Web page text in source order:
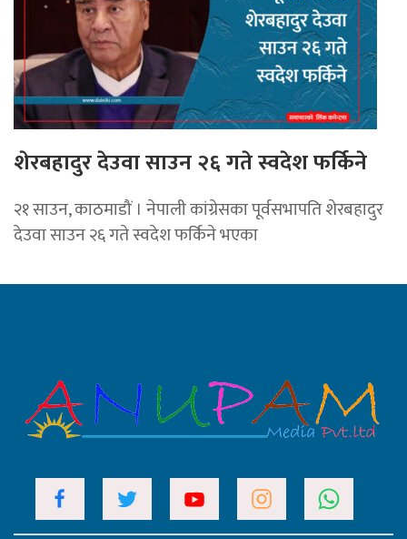
शेरबहादुर देउवा साउन २६ गते स्वदेश फर्किने
२१ साउन, काठमाडौं । नेपाली कांग्रेसका पूर्वसभापति शेरबहादुर
देउवा साउन २६ गते स्वदेश फर्किने भएका